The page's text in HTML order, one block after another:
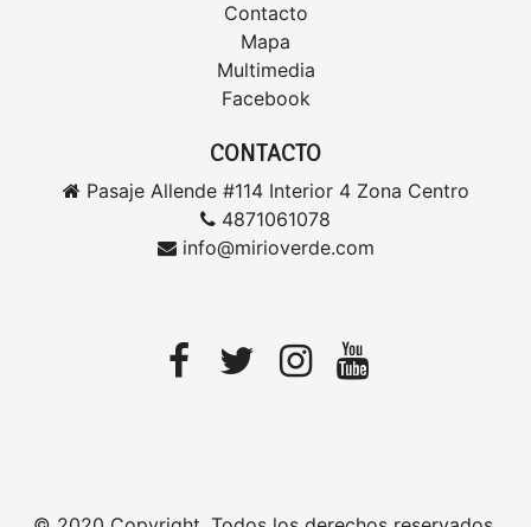
Contacto
Mapa
Multimedia
Facebook
CONTACTO
Pasaje Allende #114 Interior 4 Zona Centro
4871061078
info@mirioverde.com